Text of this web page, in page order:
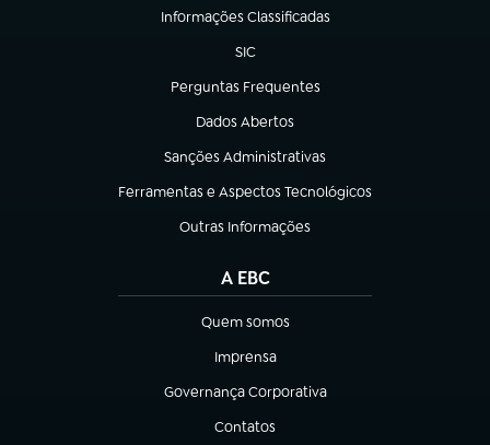
Informações Classificadas
(abre em nova aba)
SIC
(abre em nova aba)
Perguntas Frequentes
(abre em nova aba)
Dados Abertos
(abre em nova aba)
Sanções Administrativas
(abre em nova aba)
Ferramentas e Aspectos Tecnológicos
(abre em nova aba)
Outras Informações
(abre em nova aba)
A EBC
Quem somos
(abre em nova aba)
Imprensa
(abre em nova aba)
Governança Corporativa
(abre em nova aba)
Contatos
(abre em nova aba)